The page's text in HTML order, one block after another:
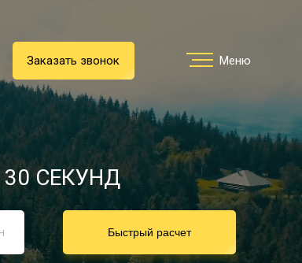
Заказать звонок Меню
Услуги
Заказать звонок Меню
СЕКУНД
Быстрый расчет